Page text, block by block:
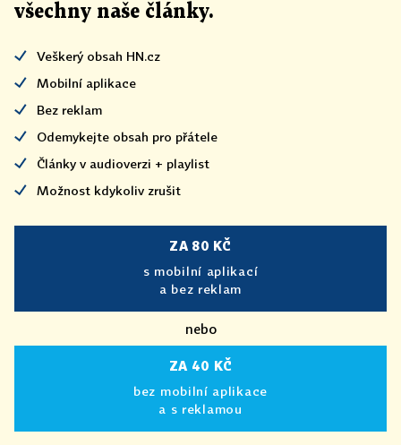
všechny naše články.
Veškerý obsah HN.cz
Mobilní aplikace
Bez reklam
Odemykejte obsah pro přátele
Články v audioverzi + playlist
Možnost kdykoliv zrušit
ZA 80 KČ
s mobilní aplikací
a bez reklam
nebo
ZA 40 KČ
bez mobilní aplikace
a s reklamou